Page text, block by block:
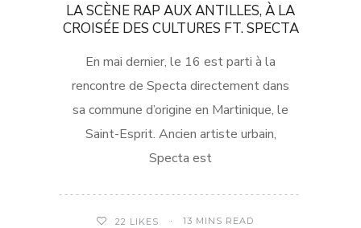
LA SCÈNE RAP AUX ANTILLES, À LA
CROISÉE DES CULTURES FT. SPECTA
En mai dernier, le 16 est parti à la
rencontre de Specta directement dans
sa commune d’origine en Martinique, le
Saint-Esprit. Ancien artiste urbain,
Specta est
22 LIKES 13 MINS READ